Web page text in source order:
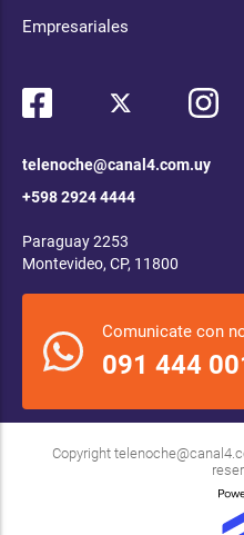
Empresariales
telenoche@canal4.com.uy
+598 2924 4444
Paraguay 2253
Montevideo, CP, 11800
Comunicate con
091 444
Copyright